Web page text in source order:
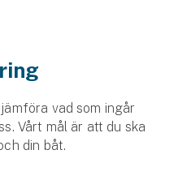
vad som ingår
Vårt mål är att du ska
din båt.